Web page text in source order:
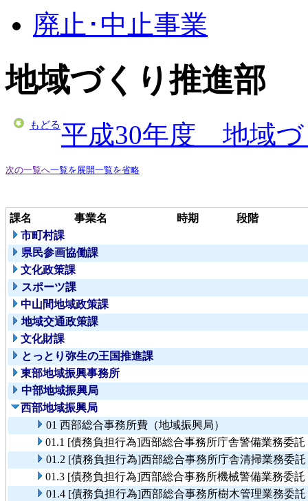
廃止･中止事業
地域づくり推進部
もどる平成30年度 地域づ
次の一覧へ一覧を展開一覧を省略
課名 事業名 時期
段階
市町村課
県民参画協働課
文化政策課
スポーツ課
中山間地域政策課
地域交通政策課
文化財課
とっとり弥生の王国推進課
東部地域振興事務所
中部地域振興局
西部地域振興局
01 西部総合事務所費（地域振興局）
01.1 [債務負担行為]西部総合事務所庁舎警備業務委託
01.2 [債務負担行為]西部総合事務所庁舎清掃業務委託
01.3 [債務負担行為]西部総合事務所機械警備業務委託
01.4 [債務負担行為]西部総合事務所樹木管理業務委託